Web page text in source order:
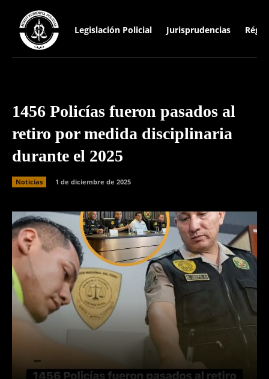
Legislación Policial Jurisprudencias
1456 Policías fueron pasados al
retiro por medida disciplinaria
durante el 2025
Noticias 1 de diciembre de 2025
Facebook Twitter WhatsApp